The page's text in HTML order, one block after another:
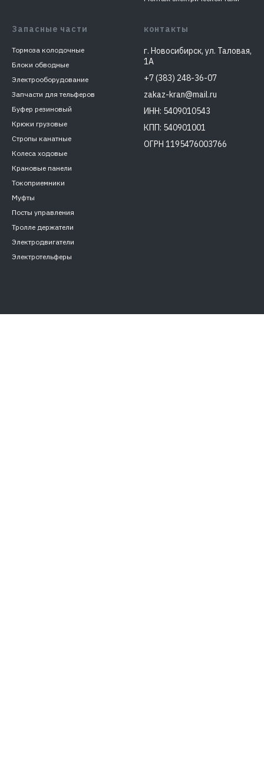
Запасные части
Тормоза колодочные
Блоки обводные
Электрооборудование
Запчасти для тельферов
Буфер резиновый
Крюки грузовые
Стропы канатные
Колеса ходовые
Крановые панели
Токоприемники
Муфты
Посты управления
Тролле держатели
Электродвигатели
Электротельферы
контакты
г. Новосибирск, ул. Таловая,
1А
+7 (383) 248-36-07
zakaz-kran@mail.ru
ИНН: 5409010543
КПП: 540901001
ОГРН 1195476003766